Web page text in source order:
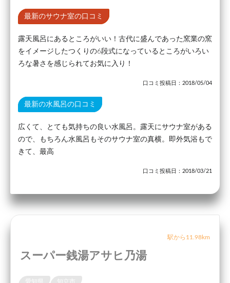
最新のサウナ室の口コミ
露天風呂にあるところがいい！古代に盛んであった窯業の窯
をイメージしたつくりの6段式になっているところがいろい
ろな暑さを感じられてお気に入り！
口コミ投稿日：2018/05/04
最新の水風呂の口コミ
広くて、とても気持ちの良い水風呂。露天にサウナ室がある
ので、もちろん水風呂もそのサウナ室の真横。即外気浴もで
きて、最高
口コミ投稿日：2018/03/21
駅から11.98km
スーパー銭湯アサヒ乃湯